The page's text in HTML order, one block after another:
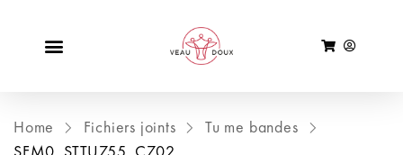
Home Fichiers joints
Tu me bandes
SFM0_STTU755_C702